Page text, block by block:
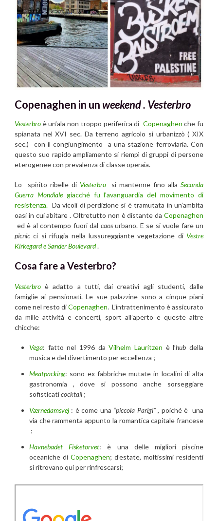
Copenaghen in un weekend . Vesterbro
Vesterbro è un’ala non troppo periferica di Copenaghen che fu
spianata nel XVI sec. Da terreno agricolo si urbanizzò ( XIX
sec.) con il congiungimento a una stazione ferroviaria. Con
questo suo rapido ampliamento si riempì di gruppi di persone
eterogenee con prevalenza di classe operaia.
Lo spirito ribelle di Vesterbro si mantenne fino allaSeconda
Guerra Mondialegiacché fu l’avanguardia del movimento di
resistenza. Da vicoli di perdizione si è tramutata in un’ambita
oasi in cui abitare . Oltretutto non è distante da Copenaghen
ed è al contempo fuori dal caosurbano. E se si vuole fare un
picnicci si rifugia nella lussureggiante vegetazione di Vestre
Kirkegard e Sønder Boulevard.
Cosa fare a Vesterbro?
Vesterbroè adatto a tutti, dai creativi agli studenti, dalle
famiglie ai pensionati. Le sue palazzine sono a cinque piani
come nel resto diCopenaghen. L’intrattenimento è assicurato
da mille attività e concerti, sport all’aperto e queste altre
chicche:
Vega: fatto nel 1996 daVilhelm Lauritzen è l’hub della
musica e del divertimento per eccellenza ;
Meatpacking: sono ex fabbriche mutate in localini di alta
gastronomia , dove si possono anche sorseggiare
sofisticaticocktail ;
Værnedamsvej : è come una “piccola Parigi”, poiché è una
via che rammenta appunto la romantica capitale francese
;
Havnebadet Fisketorvet: è una delle migliori piscine
oceaniche di Copenaghen; d’estate, moltissimi residenti
si ritrovano qui per rinfrescarsi;